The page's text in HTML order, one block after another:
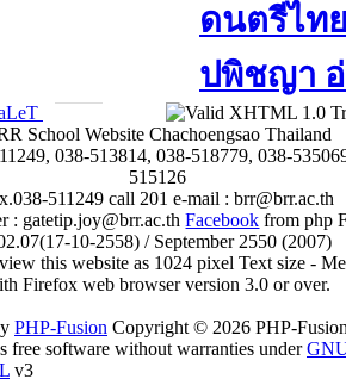
ดนตรีไท
ปพิชญา​ อ่
School Website Chachoengsao Thailand
038-513814, 038-518779, 038-
515126
511249 call 201 e-mail : brr@brr.ac.th
: gatetip.joy@brr.ac.thFacebook from php
10-2558) / September 2550 (2007)
this website as 1024 pixel Text size -
Firefox web browser version 3.0 or over.
PHP-Fusion Copyright © 2026 PHP-
free software without warranties under
v3